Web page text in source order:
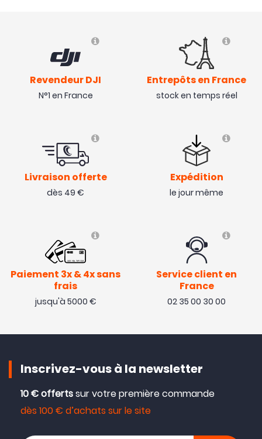
Revendeur DJI
N°1 en France
Entrepôts en France
stock en temps réel
Livraison offerte
dès 49 €
Expédition
le jour même
Paiement 3x & 4x sans
frais
jusqu'à 5000 €
Service client en
France
02 35 00 30 00
Inscrivez-vous à la newsletter
10 € offertssur votre première commande
dès 100 € d’achats sur le site